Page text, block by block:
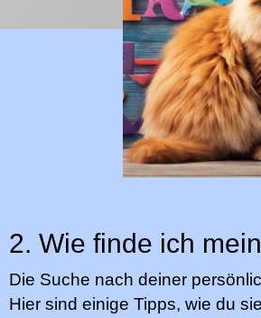
2. Wie finde ich
Die Suche nach deiner
Hier sind einige Tipps, wie du